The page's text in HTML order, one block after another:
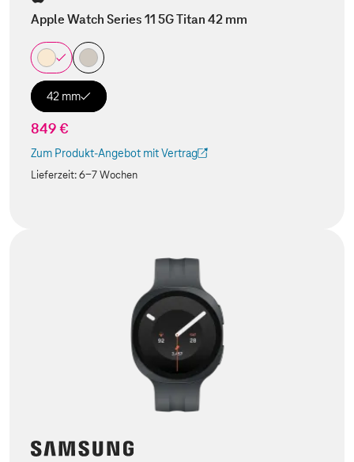
Apple Watch Series 11 5G Titan 42 mm
42 mm
849 €
Zum Produkt-Angebot mit Vertrag
(Der Link wird in einem neuen Tab geöffnet)
Lieferzeit:6-7 Wochen